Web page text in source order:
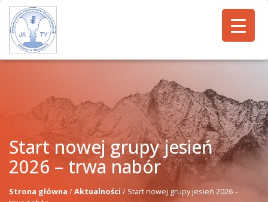
Start nowej grupy jesień
2026 – trwa nabór
Strona główna /Aktualności / Start nowej grupy jesień 2026 –